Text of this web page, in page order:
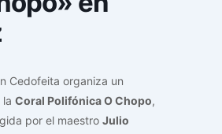
Cedofeita organiza un
Coral Polifónica O Chopo,
por el maestro Julio